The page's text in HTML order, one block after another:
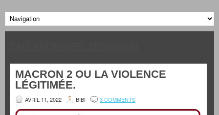
MACRON 2 OU LA VIOLENCE
LÉGITIMÉE.
AVRIL 11, 2022 BIBI 3 COMMENTS